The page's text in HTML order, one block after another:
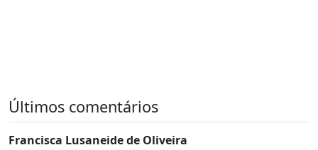
Últimos comentários
Francisca Lusaneide de Oliveira